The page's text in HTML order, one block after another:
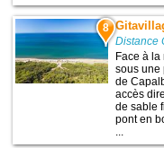
8
Distance
Face à la
sous une
de
accès
de sable
pont en
...